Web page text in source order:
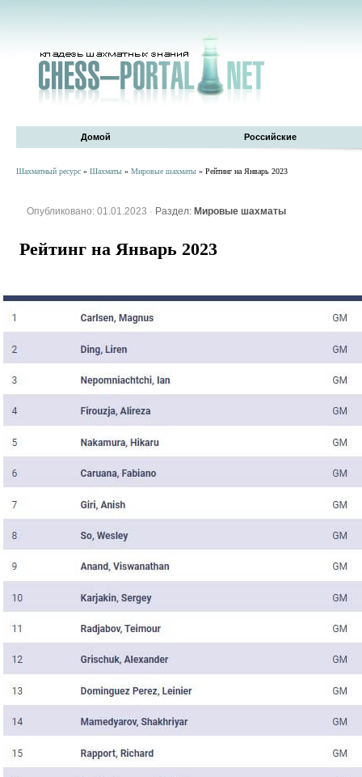
Домой Российские
Шахматный ресурс » Шахматы » Мировые шахматы » Рейтинг на Январь 2023
Опубликовано: 01.01.2023 · Раздел: Мировые шахматы
Рейтинг на Январь 2023